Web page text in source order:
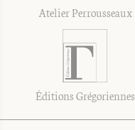
Atelier Perrousseaux
Éditions Grégoriennes